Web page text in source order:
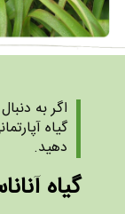
اگر به
گیاه
دهید.
گیاه